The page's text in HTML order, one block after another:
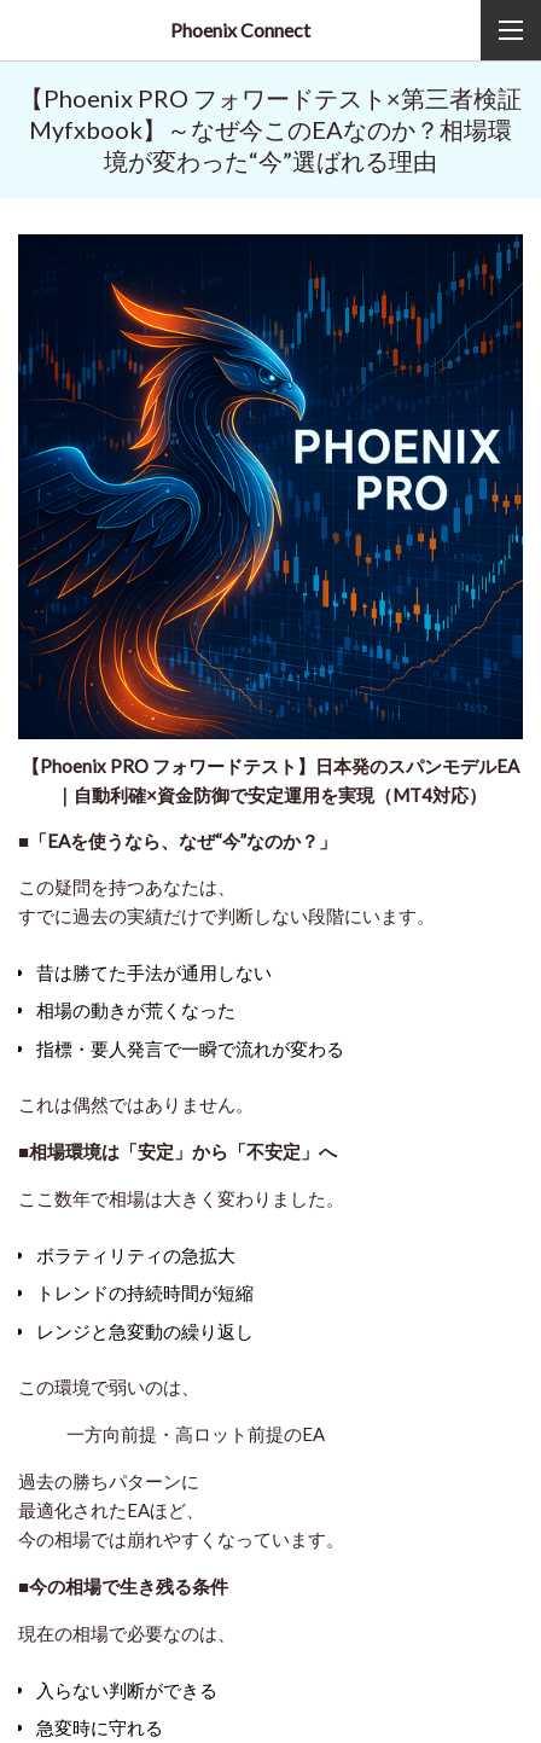
Phoenix Connect
【Phoenix PRO フォワードテスト×第三者検証
Myfxbook】～なぜ今このEAなのか？相場環
境が変わった“今”選ばれる理由
【Phoenix PRO フォワードテスト】日本発のスパンモデルEA
｜自動利確×資金防御で安定運用を実現（MT4対応）
■「EAを使うなら、なぜ“今”なのか？」
この疑問を持つあなたは、
すでに過去の実績だけで判断しない段階にいます。
昔は勝てた手法が通用しない
相場の動きが荒くなった
指標・要人発言で一瞬で流れが変わる
これは偶然ではありません。
■相場環境は「安定」から「不安定」へ
ここ数年で相場は大きく変わりました。
ボラティリティの急拡大
トレンドの持続時間が短縮
レンジと急変動の繰り返し
この環境で弱いのは、
一方向前提・高ロット前提のEA
過去の勝ちパターンに
最適化されたEAほど、
今の相場では崩れやすくなっています。
■今の相場で生き残る条件
現在の相場で必要なのは、
入らない判断ができる
急変時に守れる